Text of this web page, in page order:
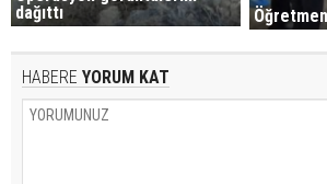
dağıttı
HABERE YORUM KAT